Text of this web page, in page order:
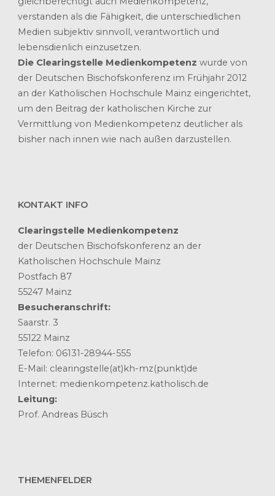
verstanden als die Fähigkeit, die unterschiedlichen
Medien subjektiv sinnvoll, verantwortlich und
lebensdienlich einzusetzen.
Die Clearingstelle Medienkompetenz wurde von
der Deutschen Bischofskonferenz im Frühjahr 2012
an der Katholischen Hochschule Mainz eingerichtet,
um den Beitrag der katholischen Kirche zur
Vermittlung von Medienkompetenz deutlicher als
bisher nach innen wie nach außen darzustellen.
KONTAKT INFO
Clearingstelle Medienkompetenz
der Deutschen Bischofskonferenz an der
Katholischen Hochschule Mainz
Postfach 87
55247 Mainz
Besucheranschrift:
Saarstr. 3
55122 Mainz
Telefon: 06131-28944-555
E-Mail: clearingstelle(at)kh-mz(punkt)de
Internet: medienkompetenz.katholisch.de
Leitung:
Prof. Andreas Büsch
THEMENFELDER